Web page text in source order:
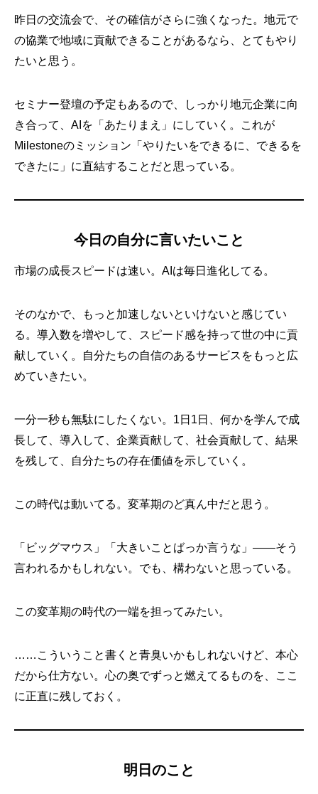
昨日の交流会で、その確信がさらに強くなった。地元で
の協業で地域に貢献できることがあるなら、とてもやり
たいと思う。
セミナー登壇の予定もあるので、しっかり地元企業に向
き合って、AIを「あたりまえ」にしていく。これが
Milestoneのミッション「やりたいをできるに、できるを
できたに」に直結することだと思っている。
今日の自分に言いたいこと
市場の成長スピードは速い。AIは毎日進化してる。
そのなかで、もっと加速しないといけないと感じてい
る。導入数を増やして、スピード感を持って世の中に貢
献していく。自分たちの自信のあるサービスをもっと広
めていきたい。
一分一秒も無駄にしたくない。1日1日、何かを学んで成
長して、導入して、企業貢献して、社会貢献して、結果
を残して、自分たちの存在価値を示していく。
この時代は動いてる。変革期のど真ん中だと思う。
「ビッグマウス」「大きいことばっか言うな」——そう
言われるかもしれない。でも、構わないと思っている。
この変革期の時代の一端を担ってみたい。
……こういうこと書くと青臭いかもしれないけど、本心
だから仕方ない。心の奥でずっと燃えてるものを、ここ
に正直に残しておく。
明日のこと